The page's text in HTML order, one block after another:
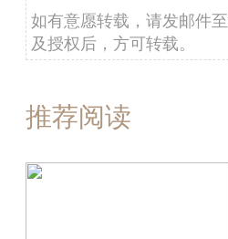
如有意愿转载，请发邮件至
及授权后，方可转载。
推荐阅读